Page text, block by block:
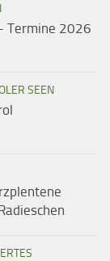
Termine 2026
SEEN